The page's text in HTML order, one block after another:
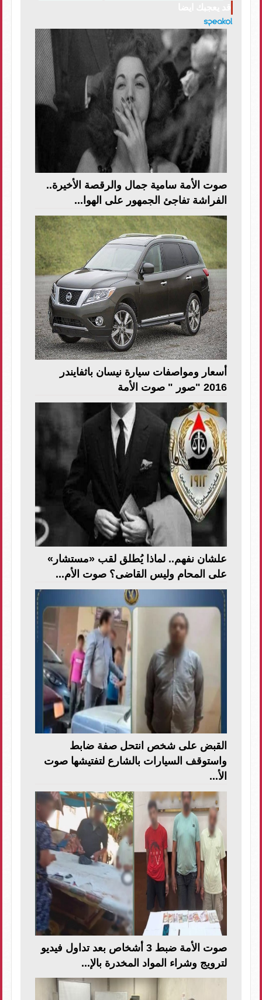
صوت الأمة سامية جمال والرقصة الأخيرة..
الفراشة تفاجئ الجمهور على الهوا...
أسعار ومواصفات سيارة نيسان باثفايندر
2016 "صور " صوت الأمة
علشان نفهم.. لماذا يُطلق لقب «مستشار»
على المحام وليس القاضى؟ صوت الأم...
القبض على شخص انتحل صفة ضابط
واستوقف السيارات بالشارع لتفتيشها صوت
الأ...
صوت الأمة ضبط 3 أشخاص بعد تداول فيديو
لترويج وشراء المواد المخدرة بالإ...